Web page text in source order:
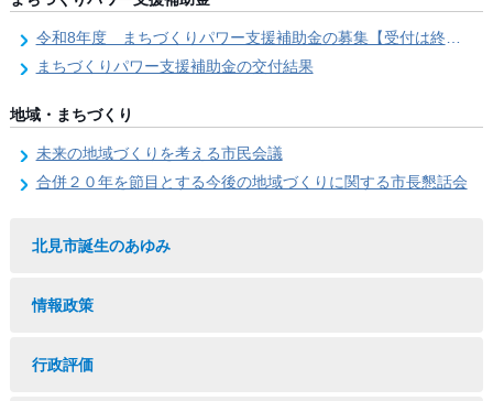
令和8年度 まちづくりパワー支援補助金の募集【受付は終了しました。】
まちづくりパワー支援補助金の交付結果
地域・まちづくり
未来の地域づくりを考える市民会議
合併２０年を節目とする今後の地域づくりに関する市長懇話会
北見市誕生のあゆみ
情報政策
行政評価